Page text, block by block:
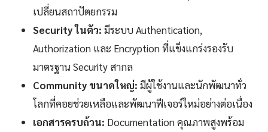
เปลี่ยนสถาปัตยกรรม
Security ในตัว: มีระบบ Authentication,
Authorization และ Encryption ที่แข็งแกร่งรองรับ
มาตรฐาน Security สากล
Community ขนาดใหญ่: มีผู้ใช้งานและนักพัฒนาทั่ว
โลกที่คอยช่วยเหลือและพัฒนาฟีเจอร์ใหม่อย่างต่อเนื่อง
เอกสารครบถ้วน: Documentation คุณภาพสูงพร้อม